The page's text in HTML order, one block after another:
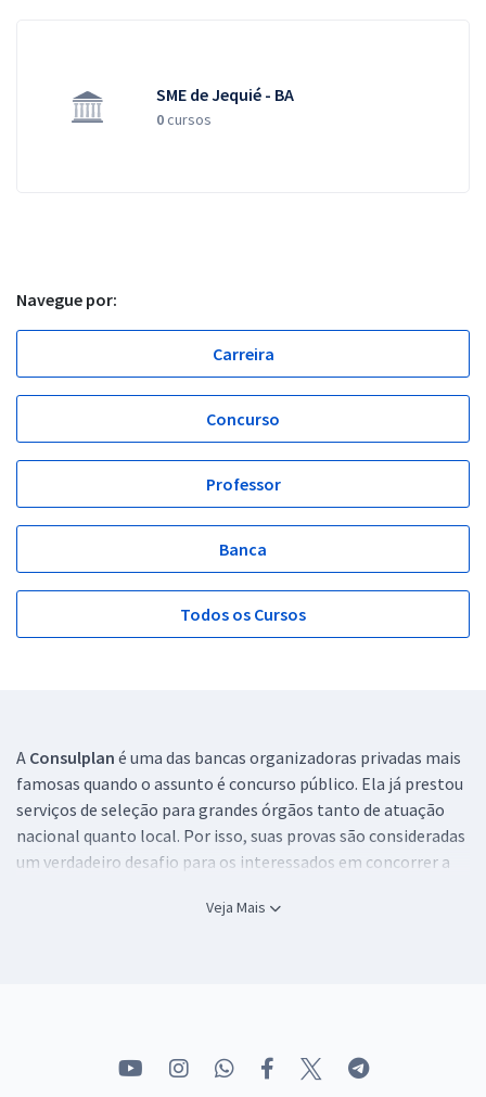
SME de Jequié - BA
0cursos
Navegue por:
Carreira
Concurso
Professor
Banca
Todos os Cursos
A Consulplan é uma das bancas organizadoras privadas mais
famosas quando o assunto é concurso público. Ela já prestou
serviços de seleção para grandes órgãos tanto de atuação
nacional quanto local. Por isso, suas provas são consideradas
um verdadeiro desafio para os interessados em concorrer a
de construir um plano de carreira e até mesmo estabilidade
Veja Mais